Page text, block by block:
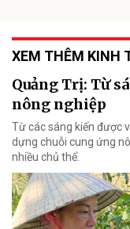
XEM THÊM KINH
Quảng Trị: Từ
nông nghiệp
Từ các sáng kiến được
dựng chuỗi cung ứng
nhiều chủ thể.